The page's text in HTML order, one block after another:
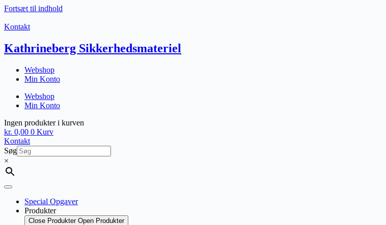
Fortsæt til indhold
Kontakt
Kathrineberg Sikkerhedsmateriel
Webshop
Min Konto
Webshop
Min Konto
Ingen produkter i kurven
kr. 0,00 0 Kurv
Kontakt
Søg
×
Special Opgaver
Produkter
Close Produkter Open Produkter